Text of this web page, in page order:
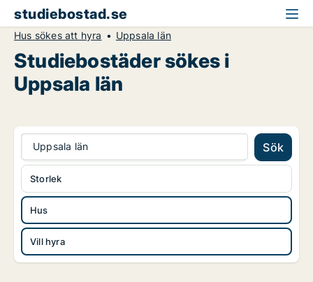
studiebostad.se
Hus sökes att hyra Uppsala län
Studiebostäder sökes i
Uppsala län
Uppsala län Sök
Hus
Vill hyra
Storlek